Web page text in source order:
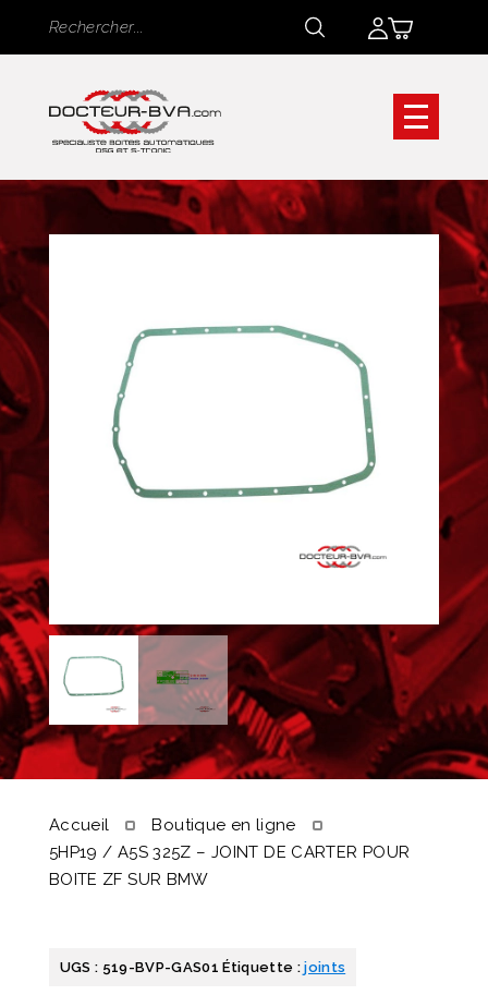
Rechercher
Rechercher
Accueil
Boutique en ligne
5HP19 / A5S 325Z – JOINT DE CARTER POUR
BOITE ZF SUR BMW
UGS : 519-BVP-GAS01 Étiquette :joints